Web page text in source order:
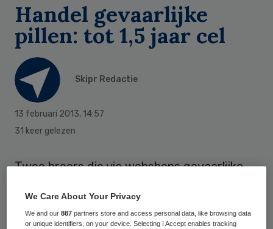
Handel gevaarlijke
pillen: tot 1,5 jaar cel
Skipr Redactie
13 februari 2013, 14:57
31 keer gelezen
Twee broers die via webshops gevaarlijke
kregen dinsdag bij de rechtbank in Haarlem
celstraffen tot 1,5 jaar. De jongste broer
We Care About Your Privacy
We and our887 partners store and access personal data, like browsing data
or unique identifiers, on your device. Selecting I Accept enables tracking